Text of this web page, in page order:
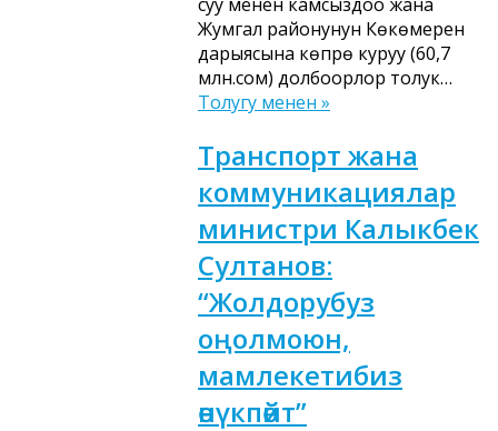
Жумгал районунун Көкөмерен
дарыясына көпүрө куруу (60,7
млн.сом) долбоорлор толук…
Толугу менен »
Транспорт жана
коммуникациялар
министри Калыкбек
Султанов:
“Жолдорубуз
оңолмоюн,
мамлекетибиз
өнүкпөйт”